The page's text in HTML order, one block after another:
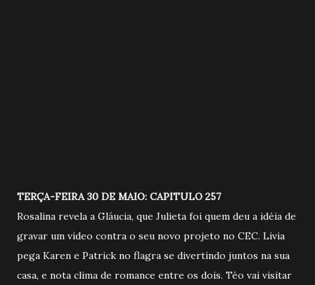
TERÇA-FEIRA 30 DE MAIO: CAPITULO 257
Rosalina revela a Gláucia, que Julieta foi quem deu a idéia de
gravar um video contra o seu novo projeto no CEC. Livia
pega Karen e Patrick no flagra se divertindo juntos na sua
casa, e nota clima de romance entre os dois. Téo vai visitar